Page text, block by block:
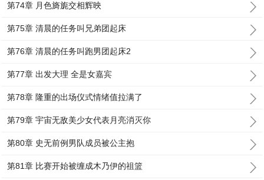
第74章 月色旖旎交相辉映
第75章 清晨的任务叫兄弟团起床
第76章 清晨的任务叫跑男团起床2
第77章 出发大理 全是女嘉宾
第78章 隆重的出场仪式情绪值拉满了
第79章 宇宙无敌美少女代表月亮消灭你
第80章 史无前例男队成员被公主抱
第81章 比赛开始被缠成木乃伊的祖篮